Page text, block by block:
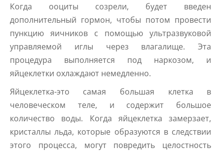
Когда ооциты созрели, будет введен
дополнительный гормон, чтобы потом провести
пункцию яичников с помощью ультразвуковой
управляемой иглы через влагалище. Эта
процедура выполняется под наркозом, и
яйцеклетки охлаждают немедленно.
Яйцеклетка-это самая большая клетка в
человеческом теле, и содержит большое
количество воды. Когда яйцеклетка замерзает,
кристаллы льда, которые образуются в следствии
этого процесса, могут повредить целостность